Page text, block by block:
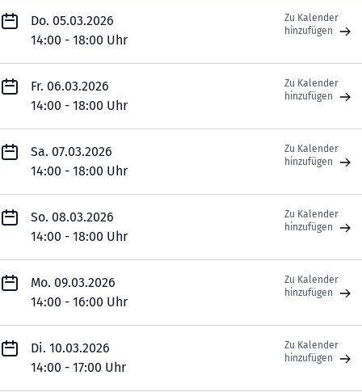
Do. 05.03.2026
14:00 - 18:00 Uhr
Zu Kalender
hinzufügen
Fr. 06.03.2026
14:00 - 18:00 Uhr
Zu Kalender
hinzufügen
Sa. 07.03.2026
14:00 - 18:00 Uhr
Zu Kalender
hinzufügen
So. 08.03.2026
14:00 - 18:00 Uhr
Zu Kalender
hinzufügen
Mo. 09.03.2026
14:00 - 16:00 Uhr
Zu Kalender
hinzufügen
Di. 10.03.2026
14:00 - 17:00 Uhr
Zu Kalender
hinzufügen